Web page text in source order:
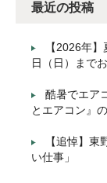
最近の投稿
【2026年
日（日）まで
酷暑でエア
とエアコン』
【追悼】
い仕事」